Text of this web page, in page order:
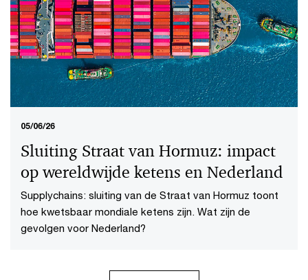
05/06/26
Sluiting Straat van Hormuz: impact
op wereldwijde ketens en Nederland
Supplychains: sluiting van de Straat van Hormuz toont
hoe kwetsbaar mondiale ketens zijn. Wat zijn de
gevolgen voor Nederland?